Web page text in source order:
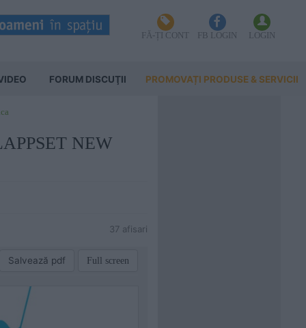
FĂ-ȚI CONT FB LOGIN LOGIN
FORUM DISCUŢII PROMOVAȚI PRODUSE & SERVICII
NEW
37 afisari
Salvează pdf Full screen